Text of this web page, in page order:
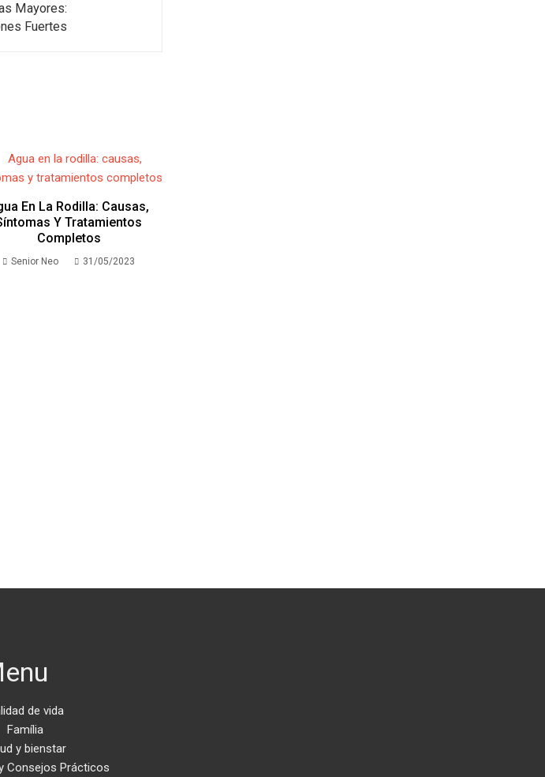
Mayores:
Fuertes
En La Rodilla: Causas,
Y Tratamientos
Completos
Senior Neo 31/05/2023
de vida
Família
y bienstar
Consejos Prácticos